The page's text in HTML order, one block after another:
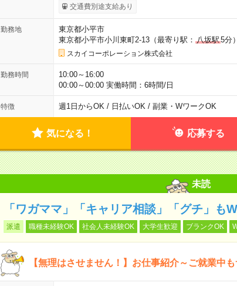
交通費別途支給あり
勤務地
東京都小平市
東京都小平市小川東町2-13（最寄り駅： 八坂駅5分）
スカイコーポレーション株式会社
勤務時間
10:00～16:00
00:00～00:00 実働時間：6時間/日
特徴 週1日からOK / 日払いOK / 副業・WワークOK
気になる！ 応募する
未読
「ワガママ」「キャリア相談」「グチ」も
派遣 職種未経験OK 社会人未経験OK 大学生歓迎 ブランクOK
【無理はさせません！】お仕事紹介～ご就業中も